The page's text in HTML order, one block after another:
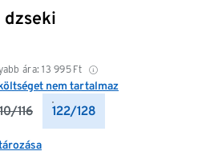
dzseki
ára: 13 995 Ft
nem tartalmaz
116 122/128